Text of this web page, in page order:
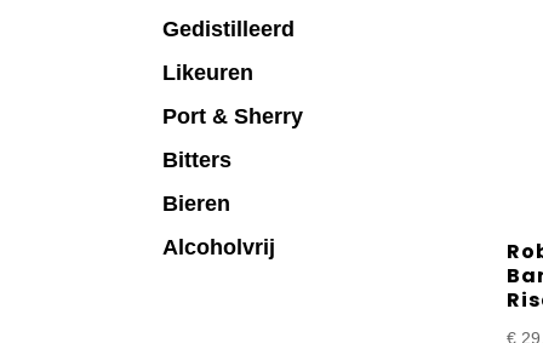
Gedistilleerd
Likeuren
Port & Sherry
Bitters
Bieren
Alcoholvrij
€